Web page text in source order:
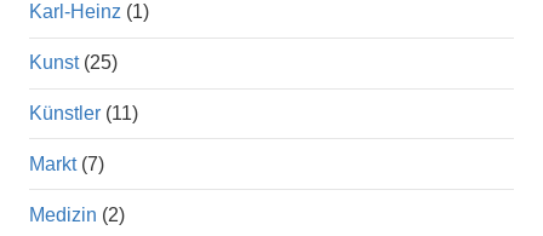
Karl-Heinz (1)
Kunst(25)
Künstler (11)
Markt(7)
Medizin (2)